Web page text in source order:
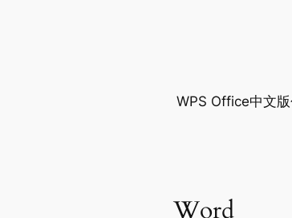
WPS Office中文
Word